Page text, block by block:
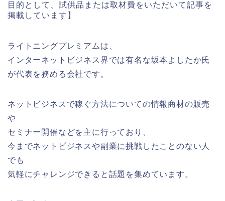
目的として、試供品または取材費をいただいて記事を
掲載しています】
ライトニングプレミアムは、
インターネットビジネス界では有名な坂本よしたか氏
が代表を務める会社です。
ネットビジネスで稼ぐ方法についての情報商材の販売
や
セミナー開催などを主に行っており、
今までネットビジネスや副業に挑戦したことのない人
でも
気軽にチャレンジできると話題を集めています。